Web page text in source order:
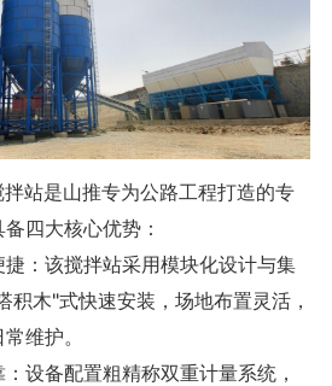
站是山推专为公路工程打造的专
四大核心优势：
：该搅拌站采用模块化设计与集
积木"式快速安装，场地布置灵活，
维护。
设备配置粗精称双重计量系统，